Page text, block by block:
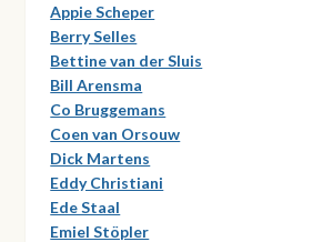
Appie Scheper
Berry Selles
Bettine van der Sluis
Bill Arensma
Co Bruggemans
Coen van Orsouw
Dick Martens
Eddy Christiani
Ede Staal
Emiel Stöpler